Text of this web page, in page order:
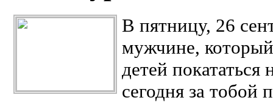
В пятницу, 26
мужчине,
детей
сегодня за тобой